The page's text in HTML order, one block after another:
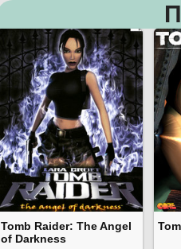
Tomb Raider: The Angel
of Darkness